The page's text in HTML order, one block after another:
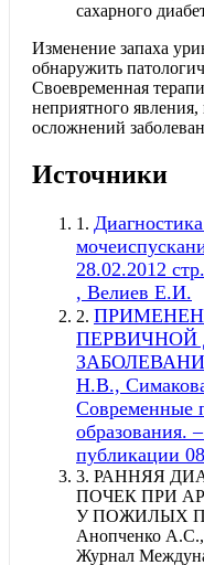
сахарного
Изменение запаха
обнаружить
Своевременная
неприятного
осложнений
Источники
1.
28.02.2012
, Велиев Е.И.
2.
ПЕРВИЧНОЙ
Н.В.,
Современные
образования.
публикации
3. РАННЯЯ
ПОЧЕК ПРИ
У ПОЖИЛЫХ
Анопченко
Журнал